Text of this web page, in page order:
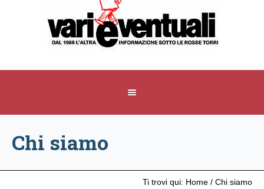
Chi siamo
Ti trovi qui: Home / Chi siamo